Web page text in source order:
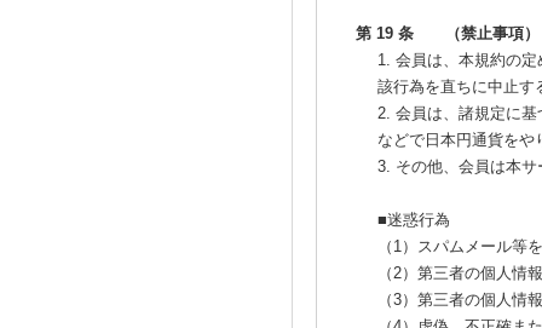
第 19 条 （禁止事項）
1. 会員は、本規約の
該行為を直ちに中止す
2. 会員は、諸規定に
などで日本円通貨を
3. その他、会員は本
■迷惑行為
（1）スパムメール等
（2）第三者の個人情
（3）第三者の個人情